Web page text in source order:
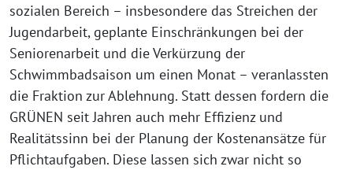
sozialen Bereich – insbesondere das Streichen der
Jugendarbeit, geplante Einschränkungen bei der
Seniorenarbeit und die Verkürzung der
Schwimmbadsaison um einen Monat – veranlassten
die Fraktion zur Ablehnung. Statt dessen fordern die
GRÜNEN seit Jahren auch mehr Effizienz und
Realitätssinn bei der Planung der Kostenansätze für
Pflichtaufgaben. Diese lassen sich zwar nicht so